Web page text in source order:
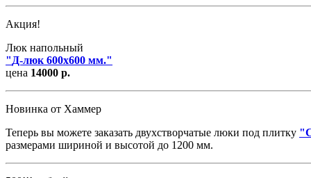
Акция!
Люк напольный
" Д-люк 600х600 мм."
цена 14000 р.
Новинка от Хаммер
Теперь вы можете заказать двухстворчатые люки под плитку "
размерами шириной и высотой до 1200 мм.